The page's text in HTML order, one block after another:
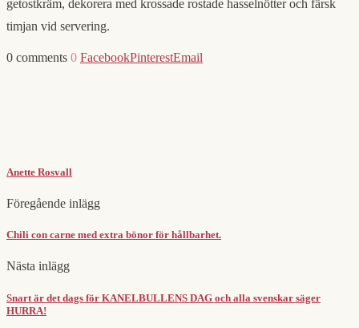
getostkräm, dekorera med krossade rostade hasselnötter och färsk
timjan vid servering.
0 comments 0 FacebookPinterestEmail
Anette Rosvall
Föregående inlägg
Chili con carne med extra bönor för hållbarhet.
Nästa inlägg
Snart är det dags för KANELBULLENS DAG och alla svenskar säger
HURRA!